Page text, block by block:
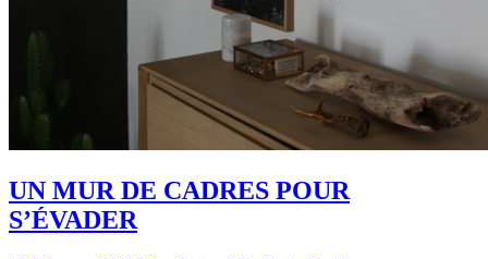
UN MUR DE CADRES POUR
S’ÉVADER